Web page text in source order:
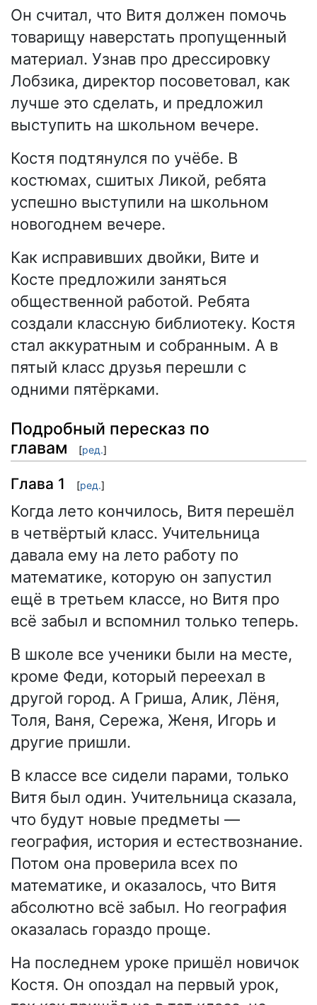
Он считал, что Витя должен помочь
товарищу наверстать пропущенный
материал. Узнав про дрессировку
Лобзика, директор посоветовал, как
лучше это сделать, и предложил
выступить на школьном вечере.
Костя подтянулся по учёбе. В
костюмах, сшитых Ликой, ребята
успешно выступили на школьном
новогоднем вечере.
Как исправивших двойки, Вите и
Косте предложили заняться
общественной работой. Ребята
создали классную библиотеку. Костя
стал аккуратным и собранным. А в
пятый класс друзья перешли с
одними пятёрками.
Подробный пересказ по
главам
[ред.]
Глава 1 [ред.]
Когда лето кончилось, Витя перешёл
в четвёртый класс. Учительница
давала ему на лето работу по
математике, которую он запустил
ещё в третьем классе, но Витя про
всё забыл и вспомнил только теперь.
В школе все ученики были на месте,
кроме Феди, который переехал в
другой город. А Гриша, Алик, Лёня,
Толя, Ваня, Сережа, Женя, Игорь и
другие пришли.
В классе все сидели парами, только
Витя был один. Учительница сказала,
что будут новые предметы —
география, история и естествознание.
Потом она проверила всех по
математике, и оказалось, что Витя
абсолютно всё забыл. Но география
оказалась гораздо проще.
На последнем уроке пришёл новичок
Костя. Он опоздал на первый урок,